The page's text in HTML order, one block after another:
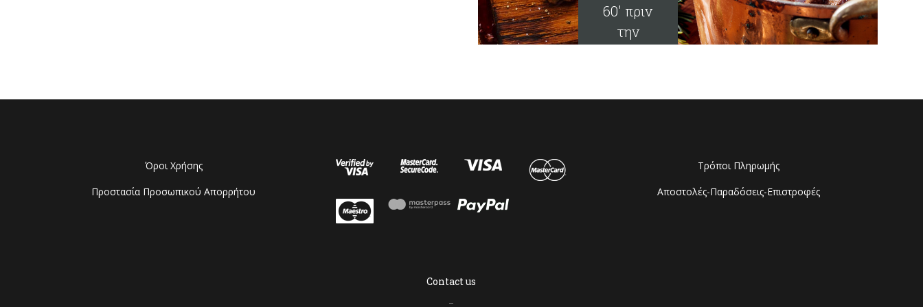
60' πριν
την
Όροι Χρήσης
Προστασία Προσωπικού Απορρήτου
Τρόποι Πληρωμής
Αποστολές-Παραδόσεις-Επιστροφές
Contact us
–